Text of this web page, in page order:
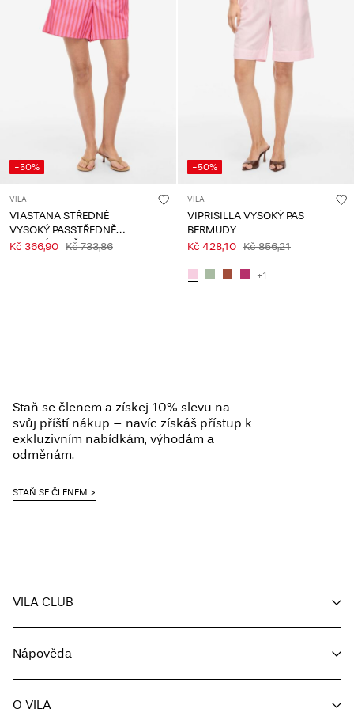
-50%
VILA
VIASTANA STŘEDNĚ
VYSOKÝ PASSTŘEDNĚ
VYSOKÝ PAS ŠORTKY
Kč 366,90 Kč 733,86
-50%
VILA
VIPRISILLA VYSOKÝ PAS
BERMUDY
Kč 428,10 Kč 856,21
+1
Staň se členem a získej 10% slevu na
svůj příští nákup – navíc získáš přístup k
exkluzivním nabídkám, výhodám a
odměnám.
STAŇ SE ČLENEM
VILA CLUB
Sledování objednávky
Nápověda
O VILA